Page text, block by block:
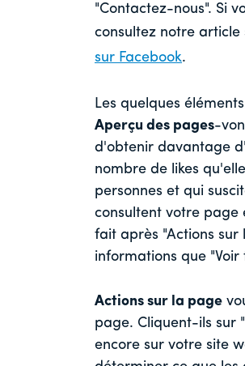
"Contactez-nous". Si
consultez notre article
sur Facebook.
Les quelques
Aperçu des pages-
d'obtenir davantage
nombre de likes
personnes et qui
consultent votre page
fait après "Actions sur
informations que "Voir
Actions sur la page
page. Cliquent-ils sur
encore sur votre site